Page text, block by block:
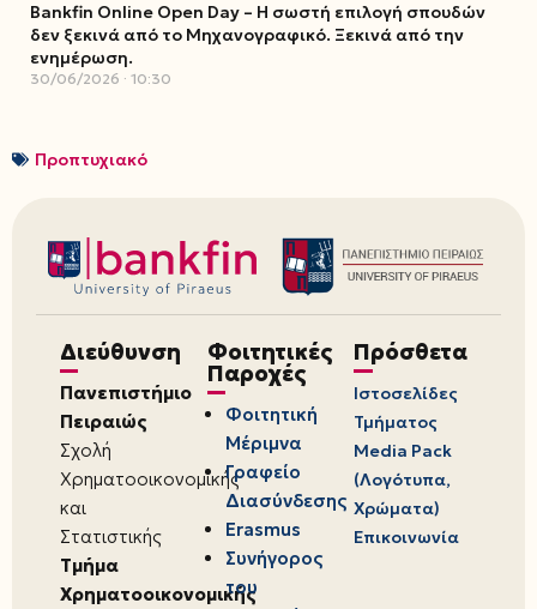
Bankfin Online Open Day – Η σωστή επιλογή σπουδών
δεν ξεκινά από το Μηχανογραφικό. Ξεκινά από την
ενημέρωση.
30/06/2026 10:30
Προπτυχιακό
Διεύθυνση
Πανεπιστήμιο
Πειραιώς
Σχολή
Χρηματοοικονομικής
και
Στατιστικής
Τμήμα
Χρηματοοικονομικής
Φοιτητικές
Παροχές
Φοιτητική
Μέριμνα
Γραφείο
Διασύνδεσης
Erasmus
Συνήγορος
του
Πρόσθετα
Ιστοσελίδες
Τμήματος
Media Pack
(Λογότυπα,
Χρώματα)
Επικοινωνία